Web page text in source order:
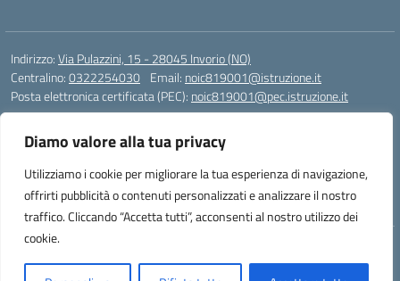
Diamo valore alla tua privacy
Utilizziamo i cookie per migliorare la tua esperienza di navigazione,
offrirti pubblicità o contenuti personalizzati e analizzare il nostro
traffico. Cliccando “Accetta tutti”, acconsenti al nostro utilizzo dei
cookie.
Indirizzo:Via Pulazzini, 15 - 28045 Invorio (NO)
Centralino:0322254030 Email: noic819001@istruzione.it
Posta elettronica certificata (PEC): noic819001@pec.istruzione.it
Codice meccanografico:NOIC819001
Codice Indice delle Pubbliche Amministrazioni (IPA): istsc_noic819001
Codice unico di fatturazione (CUF): UFZ9M3